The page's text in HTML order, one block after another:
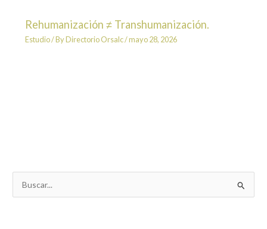
Rehumanización ≠ Transhumanización.
Estudio/ ByDirectorio Orsalc/mayo 28, 2026
u